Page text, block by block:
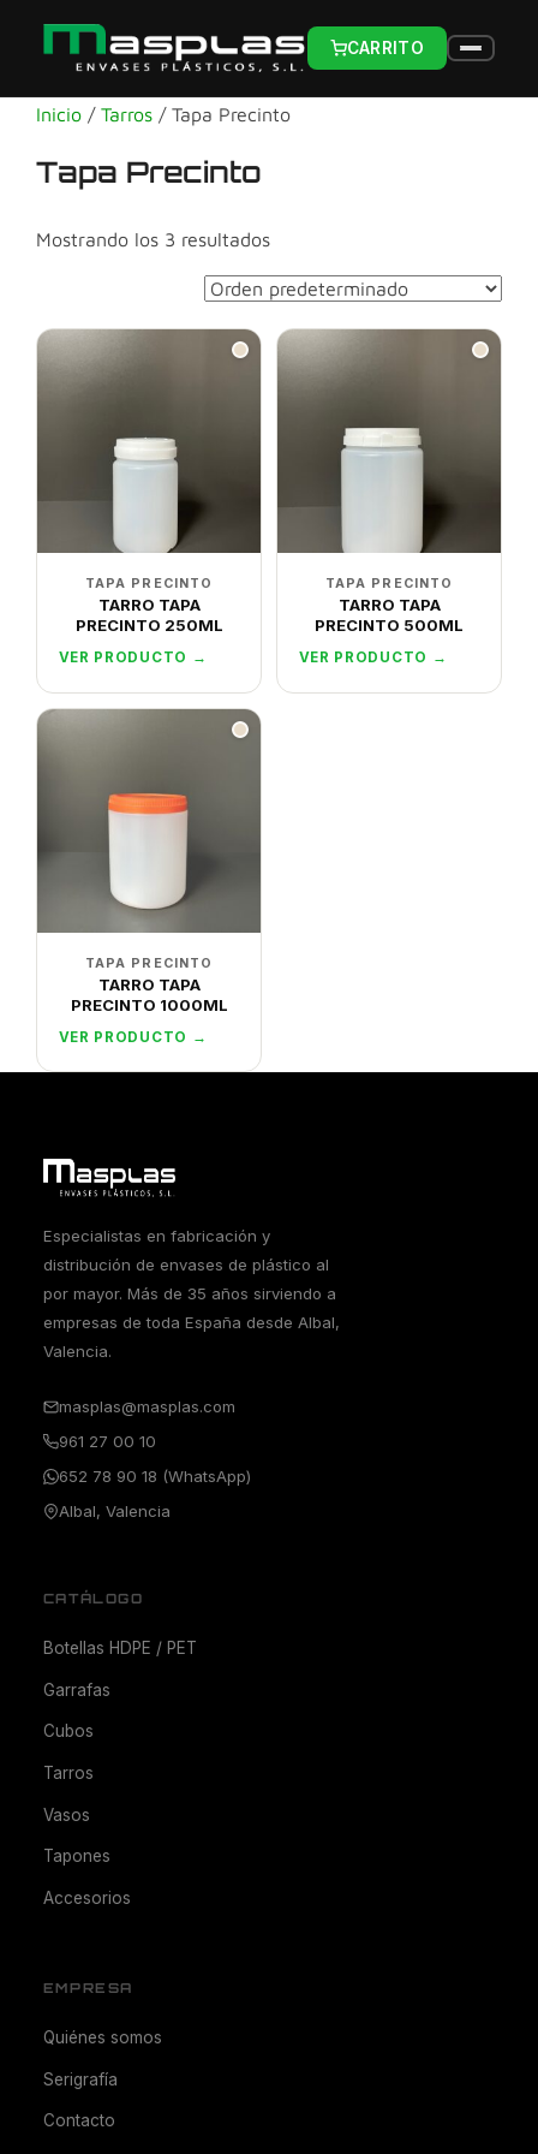
CARRITO
Inicio / Tarros / Tapa Precinto
Tapa Precinto
Mostrando los 3 resultados
TAPA PRECINTO
TARRO TAPA
PRECINTO 250ML
VER PRODUCTO →
TAPA PRECINTO
TARRO TAPA
PRECINTO 500ML
VER PRODUCTO →
TAPA PRECINTO
TARRO TAPA
PRECINTO 1000ML
VER PRODUCTO →
Especialistas en fabricación y
distribución de envases de plástico al
por mayor. Más de 35 años sirviendo a
empresas de toda España desde Albal,
Valencia.
masplas@masplas.com
961 27 00 10
652 78 90 18 (WhatsApp)
Albal, Valencia
CATÁLOGO
Botellas HDPE / PET
Garrafas
Cubos
Tarros
Vasos
Tapones
Accesorios
EMPRESA
Quiénes somos
Serigrafía
Contacto